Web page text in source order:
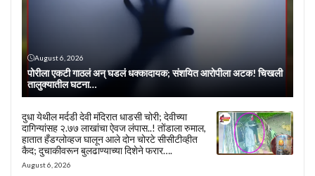
August 6, 2026
पोरीला एकटी गाठलं अन् घडलं धक्कादायक; संशयित आरोपीला अटक! चिखली
तालुक्यातील घटना…
दुधा येथील मर्दडी देवी मंदिरात धाडसी चोरी; देवीच्या
दागिन्यांसह २.७७ लाखांचा ऐवज लंपास..! तोंडाला रुमाल,
हातात हँडग्लोव्हज घालून आले दोन चोरटे सीसीटीव्हीत
कैद; दुचाकीवरून बुलढाण्याच्या दिशेने फरार….
August 6, 2026